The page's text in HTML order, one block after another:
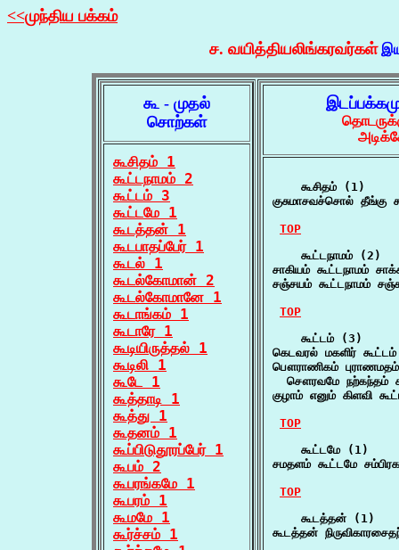
<<முந்திய பக்கம்
ச. வயித்தியலிங்கரவர்கள்
கூ - முதல்
சொற்கள்
கூசிதம் 1
கூட்டநாமம் 2
கூட்டம் 3
கூட்டமே 1
கூடத்தன் 1
கூடபாதப்பேர் 1
கூடல் 1
கூடல்கோமான் 2
கூடல்கோமானே 1
கூடாங்கம் 1
கூடாரே 1
கூடியிருத்தல் 1
கூடிலி 1
கூடே 1
கூத்தாடி 1
கூத்து 1
கூதனம் 1
கூப்பிடுதூரப்பேர் 1
கூபம் 2
கூபரங்கமே 1
கூபரம் 1
கூமமே 1
கூர்ச்சம் 1
    கூசிதம் (1)
குசுமாசவச்சொல் தீங்கு
TOP
    கூட்டநாமம் (2)
சாகியம் கூட்டநாமம்
சஞ்சயம் கூட்டநாமம்
TOP
    கூட்டம் (3)
கெடவரல் மகளிர்
பௌராணிகம் புராணமதம்
சௌரவமே நற்கந்தம்
குழாம் எனும் கிளவி
TOP
    கூட்டமே (1)
சமதளம் கூட்டமே
TOP
    கூடத்தன் (1)
கூடத்தன்